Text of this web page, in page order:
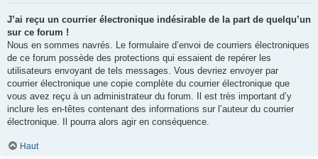
J’ai reçu un courrier électronique indésirable de la part de quelqu’un
sur ce forum !
Nous en sommes navrés. Le formulaire d’envoi de courriers électroniques
de ce forum possède des protections qui essaient de repérer les
utilisateurs envoyant de tels messages. Vous devriez envoyer par
courrier électronique une copie complète du courrier électronique que
vous avez reçu à un administrateur du forum. Il est très important d’y
inclure les en-têtes contenant des informations sur l’auteur du courrier
électronique. Il pourra alors agir en conséquence.
Haut